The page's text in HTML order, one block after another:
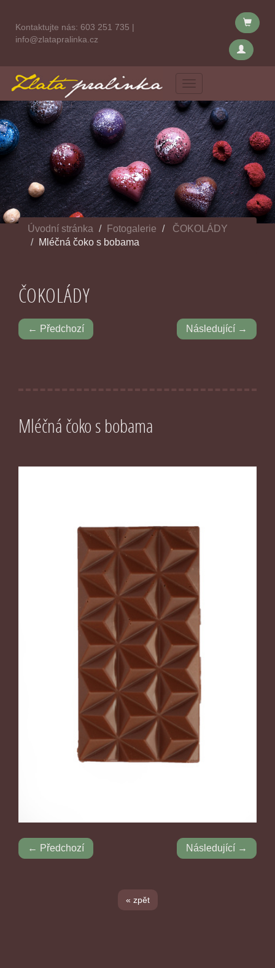
Kontaktujte nás: 603 251 735 |
info@zlatapralinka.cz
Menu
Úvodní stránka Fotogalerie
ČOKOLÁDY
Mléčná čoko s bobama
ČOKOLÁDY
← Předchozí Následující →
Mléčná čoko s bobama
← Předchozí Následující →
« zpět